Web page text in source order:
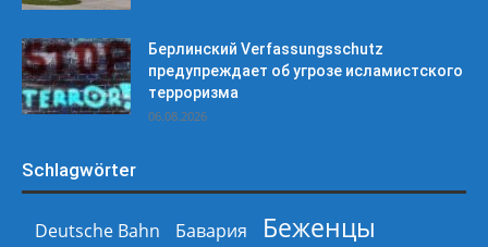
Берлинский Verfassungsschutz
предупреждает об угрозе исламистского
терроризма
06.08.2026
Schlagwörter
Deutsche Bahn Бавария
Беженцы